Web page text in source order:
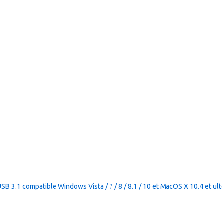
3.1 compatible Windows Vista / 7 / 8 / 8.1 / 10 et MacOS X 10.4 et